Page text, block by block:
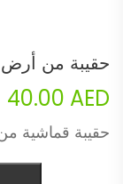
حقيبة من أرض
40.00 AED
حقيبة قماشية